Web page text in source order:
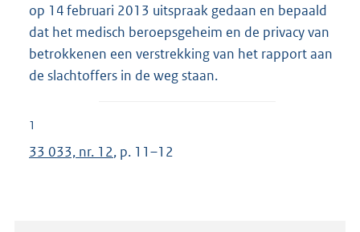
op 14 februari 2013 uitspraak gedaan en bepaald
dat het medisch beroepsgeheim en de privacy van
betrokkenen een verstrekking van het rapport aan
de slachtoffers in de weg staan.
1
33 033, nr. 12, p. 11–12